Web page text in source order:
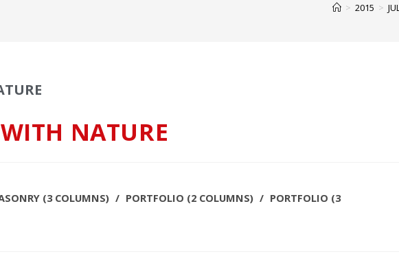
> 2015 >
NATURE
(3 COLUMNS) / PORTFOLIO (2 COLUMNS) / PORTFOLIO (3